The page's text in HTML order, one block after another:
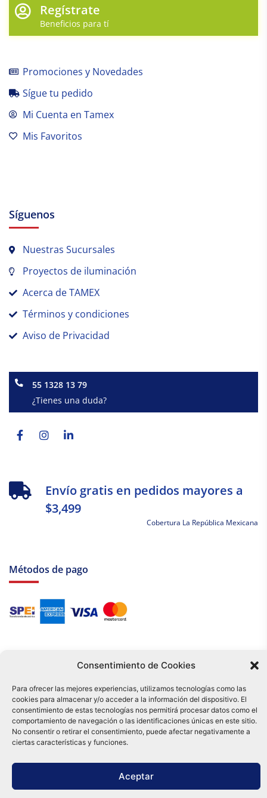
Consentimiento de Cookies
Para ofrecer las mejores experiencias, utilizamos tecnologías como las
cookies para almacenar y/o acceder a la información del dispositivo. El
consentimiento de estas tecnologías nos permitirá procesar datos como el
comportamiento de navegación o las identificaciones únicas en este sitio.
No consentir o retirar el consentimiento, puede afectar negativamente a
ciertas características y funciones.
Aceptar
Regístrate
Beneficios para tí
Promociones y Novedades
Sígue tu pedido
Mi Cuenta en Tamex
Mis Favoritos
Síguenos
Nuestras Sucursales
Proyectos de iluminación
Acerca de TAMEX
Términos y condiciones
Aviso de Privacidad
55 1328 13 79
¿Tienes una duda?
f
Envío gratis en pedidos mayores a
$3,499
Cobertura La República Mexicana
Métodos de pago
Tu compra es respaldada por nuestro certificado SSL y operada bajo las
mejores prácticas de seguridad.
Distribuidora Tamex - México
e-commerce